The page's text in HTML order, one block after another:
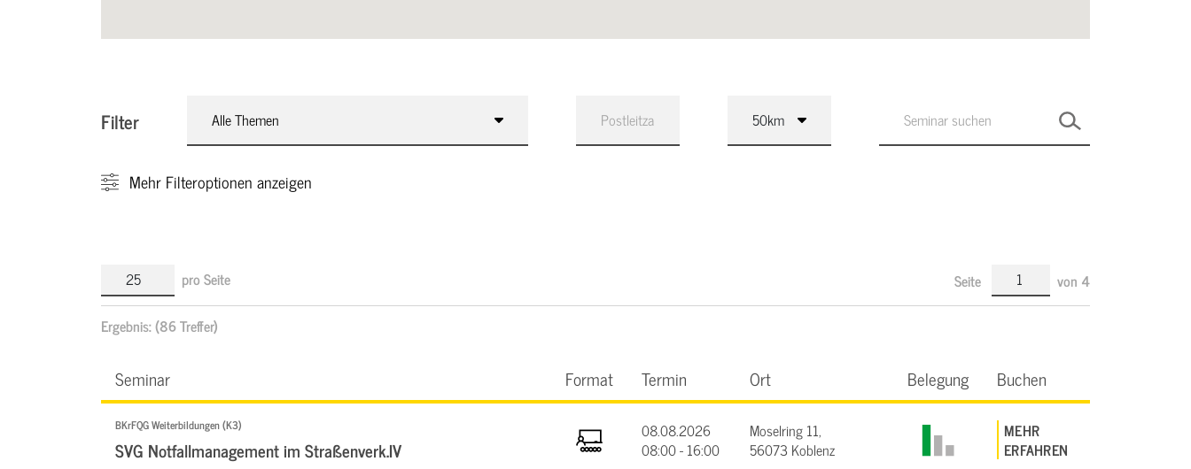
Filter Alle Themen
Mehr Filteroptionen anzeigen
pro Seite Seite von 4
Ergebnis:(86 Treffer)
Seminar Format Termin Ort Belegung Buchen
BKrFQG Weiterbildungen (K3)
SVG Notfallmanagement im Straßenverk.IV
08.08.2026
08:00 - 16:00
Moselring 11,
56073 Koblenz
MEHR
ERFAHREN